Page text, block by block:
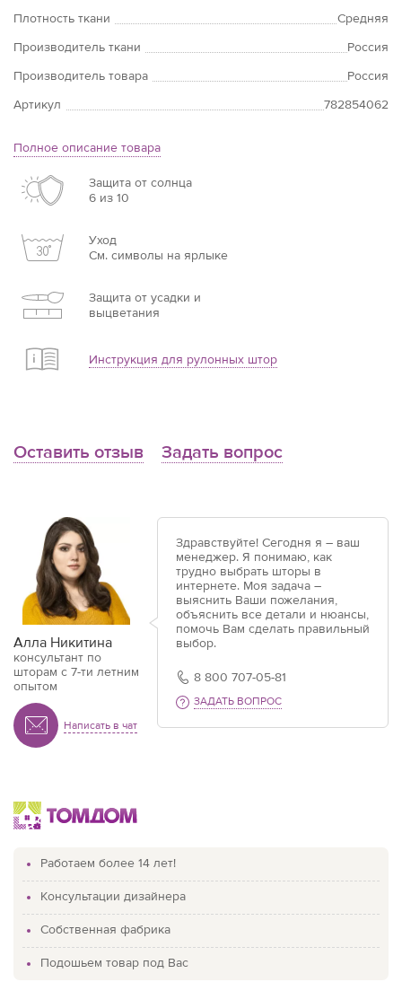
Плотность ткани
Средняя
Производитель ткани
Россия
Производитель товара
Россия
Артикул
782854062
Полное описание товара
Защита от солнца
6 из 10
Уход
См. символы на ярлыке
Защита от усадки и
выцветания
Инструкция для рулонных штор
Оставить отзыв Задать вопрос
Алла Никитина
консультант по
шторам с 7-ти летним
опытом
Написать в чат
Здравствуйте! Сегодня я – ваш
менеджер. Я понимаю, как
трудно выбрать шторы в
интернете. Моя задача –
выяснить Ваши пожелания,
объяснить все детали и нюансы,
помочь Вам сделать правильный
выбор.
8 800 707-05-81
ЗАДАТЬ ВОПРОС
Работаем более 14 лет!
Консультации дизайнера
Собственная фабрика
Подошьем товар под Вас